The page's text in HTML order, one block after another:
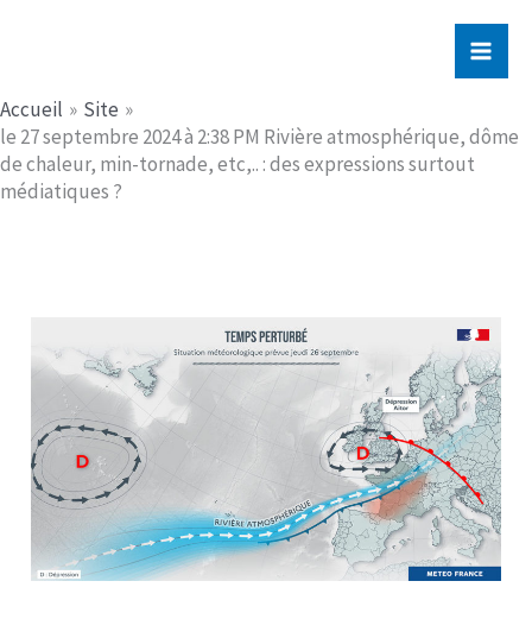
Accueil
Site
le 27 septembre 2024 à 2:38 PM Rivière atmosphérique, dôme
de chaleur, min-tornade, etc,.. : des expressions surtout
médiatiques ?